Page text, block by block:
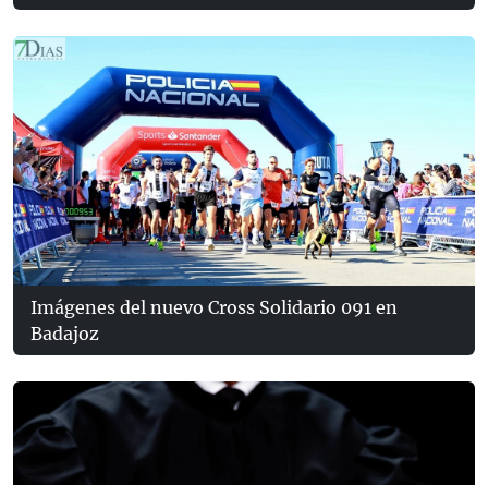
Imágenes del nuevo Cross Solidario 091 en
Badajoz